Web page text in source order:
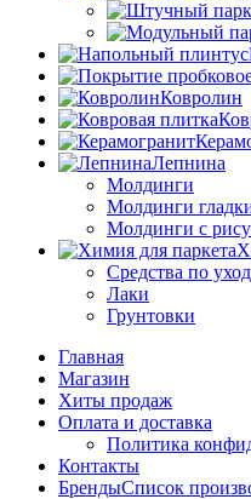
Ковролин
Лепнина
Молдинги
Молдинги
Молдинги с
Средства по
Лаки
Грунтовки
Главная
Магазин
Хиты продаж
Оплата и доставка
Политика
Контакты
БрендыСписок